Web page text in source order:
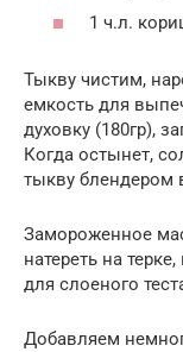
1 ч.л.
Тыкву чистим,
емкость для
духовку (180гр),
Когда остынет,
тыкву блендером
Замороженное
натереть на
для слоеного
Добавляем